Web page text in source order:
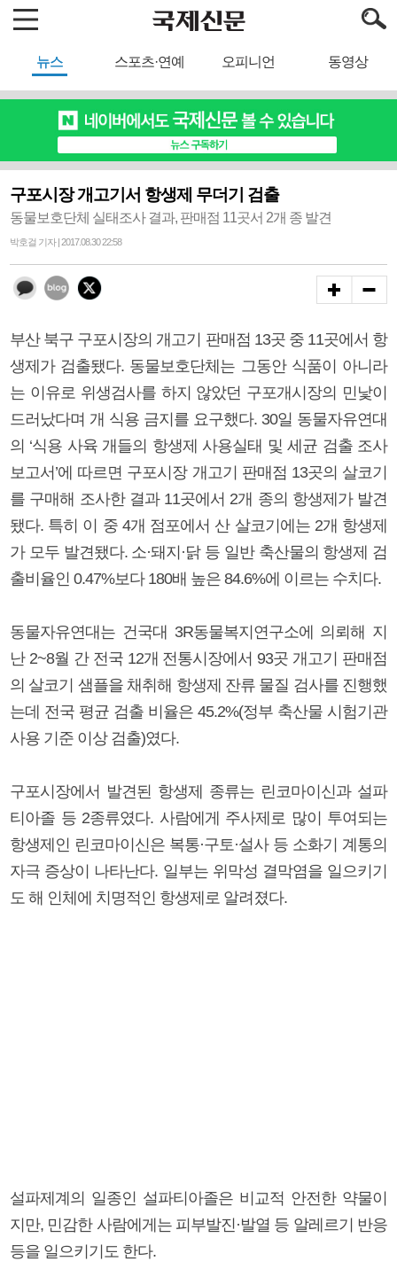
뉴스 스포츠·연예 오피니언 동영상
구포시장 개고기서 항생제 무더기 검출
동물보호단체 실태조사 결과, 판매점 11곳서 2개 종 발견
박호걸 기자 | 2017.08.30 22:58
부산 북구 구포시장의 개고기 판매점 13곳 중 11곳에서 항
생제가 검출됐다. 동물보호단체는 그동안 식품이 아니라
는 이유로 위생검사를 하지 않았던 구포개시장의 민낯이
드러났다며 개 식용 금지를 요구했다. 30일 동물자유연대
의 ‘식용 사육 개들의 항생제 사용실태 및 세균 검출 조사
보고서’에 따르면 구포시장 개고기 판매점 13곳의 살코기
를 구매해 조사한 결과 11곳에서 2개 종의 항생제가 발견
됐다. 특히 이 중 4개 점포에서 산 살코기에는 2개 항생제
가 모두 발견됐다. 소·돼지·닭 등 일반 축산물의 항생제 검
출비율인 0.47%보다 180배 높은 84.6%에 이르는 수치다.
동물자유연대는 건국대 3R동물복지연구소에 의뢰해 지
난 2~8월 간 전국 12개 전통시장에서 93곳 개고기 판매점
의 살코기 샘플을 채취해 항생제 잔류 물질 검사를 진행했
는데 전국 평균 검출 비율은 45.2%(정부 축산물 시험기관
사용 기준 이상 검출)였다.
구포시장에서 발견된 항생제 종류는 린코마이신과 설파
티아졸 등 2종류였다. 사람에게 주사제로 많이 투여되는
항생제인 린코마이신은 복통·구토·설사 등 소화기 계통의
자극 증상이 나타난다. 일부는 위막성 결막염을 일으키기
도 해 인체에 치명적인 항생제로 알려졌다.
설파제계의 일종인 설파티아졸은 비교적 안전한 약물이
지만, 민감한 사람에게는 피부발진·발열 등 알레르기 반응
등을 일으키기도 한다.